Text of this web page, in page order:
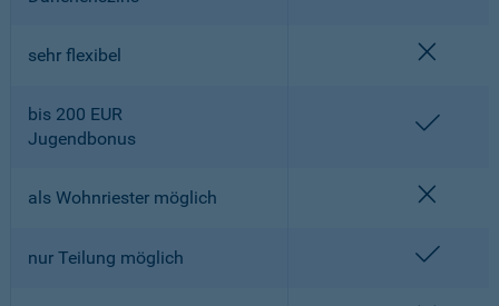
sehr flexibel
bis 200 EUR
Jugendbonus
als Wohnriester möglich
nur Teilung möglich